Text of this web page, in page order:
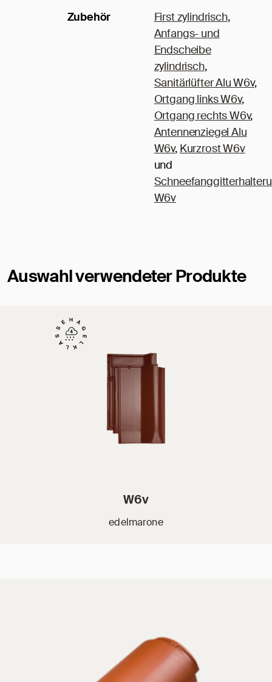
Zubehör First zylindrisch,
Anfangs- und
Endscheibe
zylindrisch,
Sanitärlüfter Alu W6v,
Ortgang links W6v,
Ortgang rechts W6v,
Antennenziegel Alu
W6v, Kurzrost W6v
und
W6v
Auswahl verwendeter Produkte
W6v
edelmarone